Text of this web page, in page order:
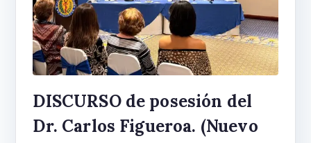
DISCURSO de posesión del
Dr. Carlos Figueroa. (Nuevo